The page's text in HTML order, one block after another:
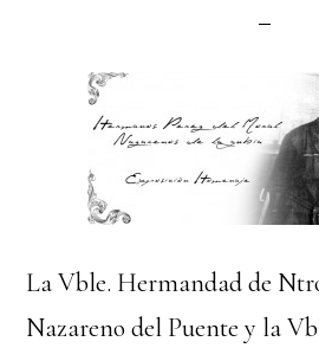
La Vble. Hermandad de
Nazareno del Puente y la